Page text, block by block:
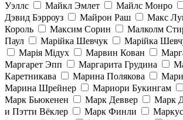
Уэллс
Майкл Эмлет Майлс Монро
Дэвид Бэрроуз
Майрон Раш Макс
Король
Максим Сорин Малколм
Паул
Марійка Шевчук Марійка
Марія Мідух
Марвин Кован
Маргарет Эпп
Маргарита Грудина
Каретникава
Марина Полякова
Марина Шрейнер
Мариори Букингам
Марк Бьюкенен
Марк Деввер Марк
и Пэтти Вёклер
Марк Финли